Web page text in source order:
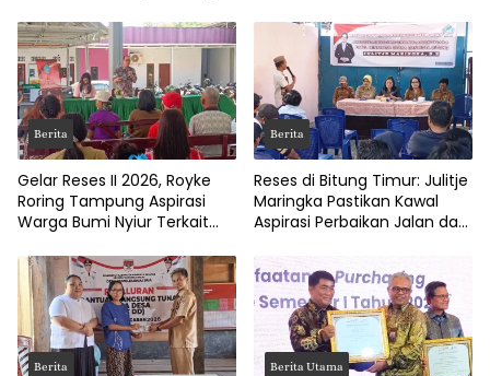
Layanan Publik Bitung Prima
Berita
Gelar Reses II 2026, Royke
Roring Tampung Aspirasi
Warga Bumi Nyiur Terkait
Berita
Reses di Bitung Timur: Julitje
Maringka Pastikan Kawal
Aspirasi Perbaikan Jalan dan
Berita Berita Utama